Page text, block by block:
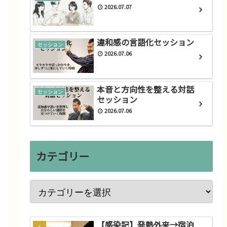
2026.07.07
セッション 違和感の言語化セッション
2026.07.06
セッション
本音と方向性を整える対話
セッション
2026.07.06
カテゴリー
【感染記】発熱外来→宿泊